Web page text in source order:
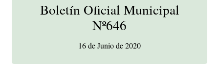
Boletín Oficial Municipal
Nº646
16 de Junio de 2020